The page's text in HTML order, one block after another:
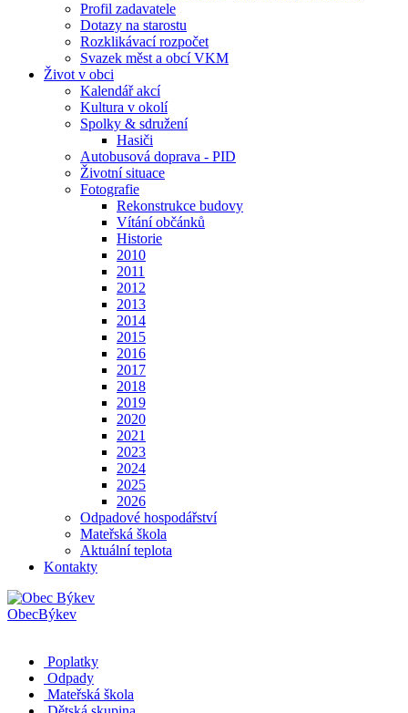
Profil zadavatele
Dotazy na starostu
Rozklikávací rozpočet
Svazek měst a obcí VKM
Život v obci
Kalendář akcí
Kultura v okolí
Spolky & sdružení
Hasiči
Autobusová doprava - PID
Životní situace
Fotografie
Rekonstrukce budovy
Vítání občánků
Historie
2010
2011
2012
2013
2014
2015
2016
2017
2018
2019
2020
2021
2023
2024
2025
2026
Odpadové hospodářství
Mateřská škola
Aktuální teplota
Kontakty
ObecBýkev
Poplatky
Odpady
Mateřská škola